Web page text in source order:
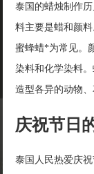
泰国的蜡烛制作
料主要是蜡和颜
蜜蜂蜡*为常见。
染料和化学染料
造型各异的动物、
庆祝节日
泰国人民热爱庆